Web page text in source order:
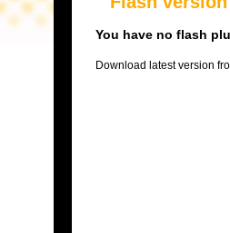
You have no flash
Download latest version